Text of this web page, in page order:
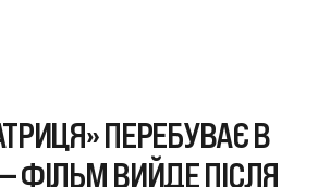
ПЕРЕБУВАЄ В
ФІЛЬМ ВИЙДЕ ПІСЛЯ